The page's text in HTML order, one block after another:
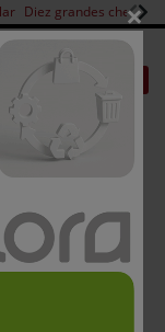
Diez grandes chefs
empresas Registro
y
×